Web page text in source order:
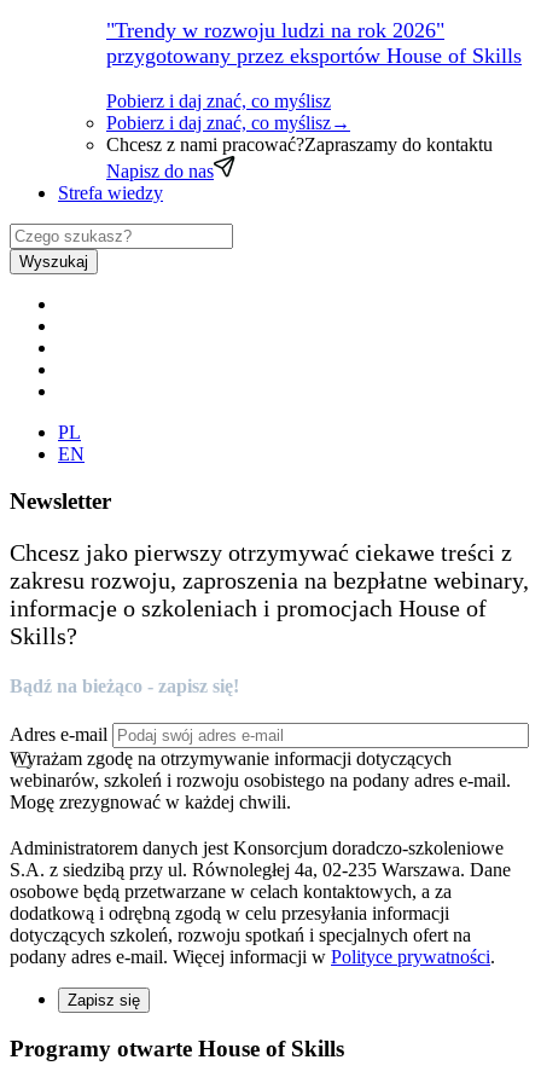
"Trendy w rozwoju ludzi na rok 2026"
przygotowany przez eksportów House of Skills
Pobierz i daj znać, co myślisz
Pobierz i daj znać, co myślisz→
Chcesz z nami pracować?Zapraszamy do kontaktu
Napisz do nas
Strefa wiedzy
Wyszukaj
PL
EN
Newsletter
Chcesz jako pierwszy otrzymywać ciekawe treści z
zakresu rozwoju, zaproszenia na bezpłatne webinary,
informacje o szkoleniach i promocjach House of
Skills?
Bądź na bieżąco - zapisz się!
Adres e-mail
Wyrażam zgodę na otrzymywanie informacji dotyczących
webinarów, szkoleń i rozwoju osobistego na podany adres e-mail.
Mogę zrezygnować w każdej chwili.
Administratorem danych jest Konsorcjum doradczo-szkoleniowe
S.A. z siedzibą przy ul. Równoległej 4a, 02-235 Warszawa. Dane
osobowe będą przetwarzane w celach kontaktowych, a za
dodatkową i odrębną zgodą w celu przesyłania informacji
dotyczących szkoleń, rozwoju spotkań i specjalnych ofert na
podany adres e-mail. Więcej informacji w Polityce prywatności.
Zapisz się
Programy otwarte House of Skills